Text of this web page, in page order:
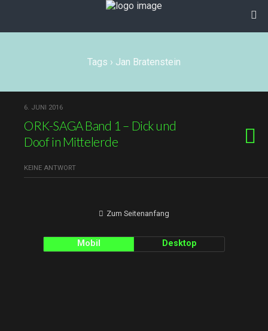
Tags › Jan Bratenstein
6. JUNI 2016
ORK-SAGA Band 1 – Dick und
Doof in Mittelerde
KEINE ANTWORT
Zum Seitenanfang
Mobil Desktop